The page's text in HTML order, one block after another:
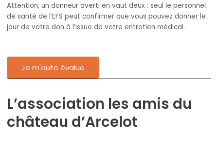
Attention, un donneur averti en vaut deux : seul le personnel
de santé de l’EFS peut confirmer que vous pouvez donner le
jour de votre don à l’issue de votre entretien médical.
Je m'auto évalue
L’association les amis du
château d’Arcelot